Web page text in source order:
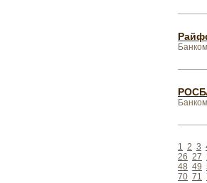
1 2 3
26 27
48 49
70 71